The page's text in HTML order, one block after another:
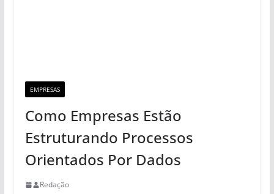
EMPRESAS
Como Empresas Estão
Estruturando Processos
Orientados Por Dados
Redação